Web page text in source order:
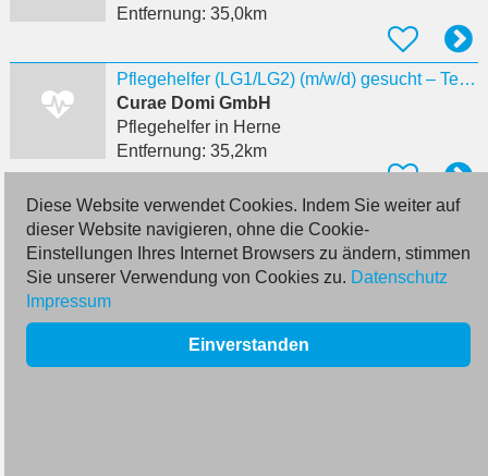
Entfernung: 35,0km
Pflegehelfer (LG1/LG2) (m/w/d) gesucht – Teilzeit bis 60 %
Curae Domi GmbH
Pflegehelferin Herne
Entfernung: 35,2km
Pflegehelfer mit LG1/LG 2 (m/w/d)
PflegePlus GmbH
Pflegehelferin Bochum
Entfernung:35,6km
Pflegehelfer mit LG1/LG 2 (m/w/d)
Diese Website verwendet Cookies. Indem Sie weiter auf
dieser Website navigieren, ohne die Cookie-
Einstellungen Ihres Internet Browsers zu ändern, stimmen
Sie unserer Verwendung von Cookies zu. Datenschutz
Impressum
Einverstanden